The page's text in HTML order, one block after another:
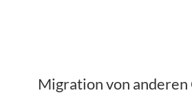
Migration von